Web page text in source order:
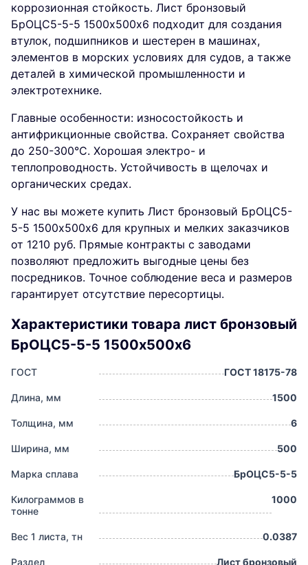
коррозионная стойкость. Лист бронзовый
БрОЦС5-5-5 1500х500х6 подходит для создания
втулок, подшипников и шестерен в машинах,
элементов в морских условиях для судов, а также
деталей в химической промышленности и
электротехнике.
Главные особенности: износостойкость и
антифрикционные свойства. Сохраняет свойства
до 250-300°C. Хорошая электро- и
теплопроводность. Устойчивость в щелочах и
органических средах.
У нас вы можете купить Лист бронзовый БрОЦС5-
5-5 1500х500х6 для крупных и мелких заказчиков
от 1210 руб. Прямые контракты с заводами
позволяют предложить выгодные цены без
посредников. Точное соблюдение веса и размеров
гарантирует отсутствие пересортицы.
Характеристики товара лист бронзовый
БрОЦС5-5-5 1500х500х6
ГОСТ ГОСТ 18175-78
Длина, мм 1500
Толщина, мм 6
Ширина, мм 500
Марка сплава БрОЦС5-5-5
Килограммов в
тонне
1000
Вес 1 листа, тн 0.0387
Раздел Лист бронзовый